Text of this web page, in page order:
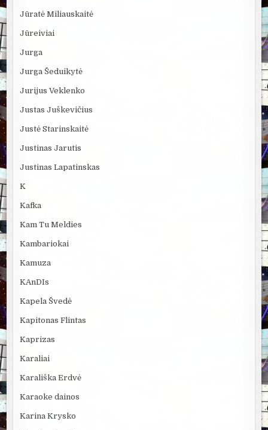
Jūratė Miliauskaitė
Jūreiviai
Jurga
Jurga Šeduikytė
Jurijus Veklenko
Justas Juškevičius
Justė Starinskaitė
Justinas Jarutis
Justinas Lapatinskas
K
Kafka
Kam Tu Meldies
Kambariokai
Kamuza
KAnDIs
Kapela Švedė
Kapitonas Flintas
Kaprizas
Karaliai
Karališka Erdvė
Karaoke dainos
Karina Krysko